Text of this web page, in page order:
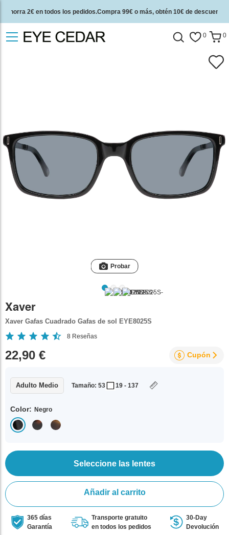
Ahorra 2€ en todos los pedidos.Compra 99€ o más, obtén 10€ de descuento.
2 años de garantía de calidad y 30 días de garantía de devolución del dinero.
0 0
Probar
Xaver
Xaver Gafas Cuadrado Gafas de sol EYE8025S
8 Reseñas
22,90 € Cupón
Adulto Medio Tamaño: 53 19 - 137
Color: Negro
Seleccione las lentes
Añadir al carrito
365 días
Garantía
Transporte gratuito
en todos los pedidos
30-Day
Devolución